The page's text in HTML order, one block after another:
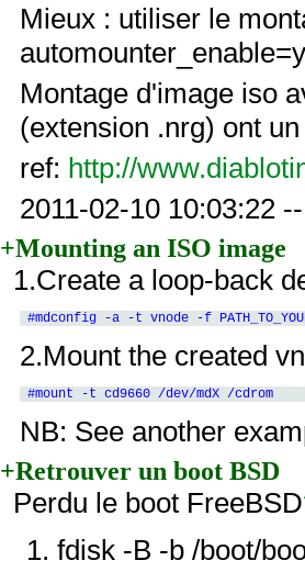
Mieux : utiliser le
Montage d'image iso
(extension .nrg) ont
ref: http://
2011-02-10 10:03:22
+Mounting an ISO image
1.Create a loop-back
2.Mount the created
NB: See another
+Retrouver un boot BSD
Perdu le boot FreeBSD
fdisk -B -b /boot/